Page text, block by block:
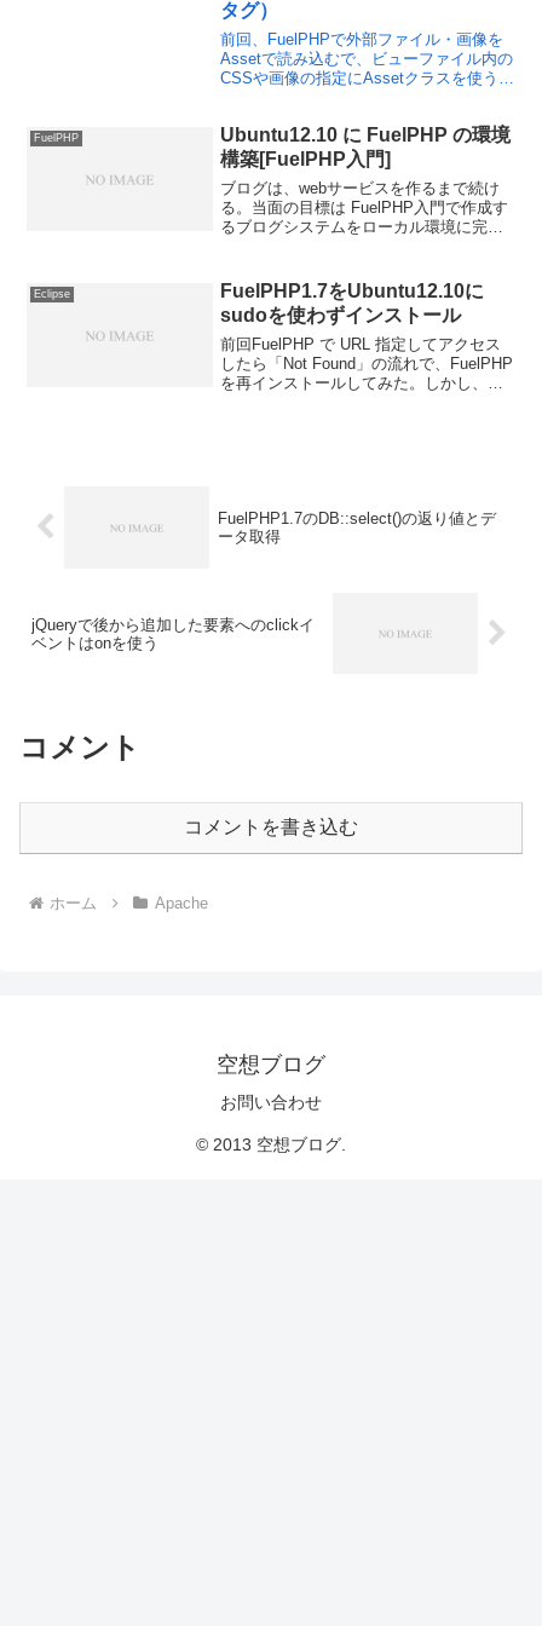
タグ）
前回、FuelPHPで外部ファイル・画像を
Assetで読み込むで、ビューファイル内の
CSSや画像の指定にAssetクラスを使うと
対）URLの指定は？例えば、<...
FuelPHP
Ubuntu12.10 に FuelPHP の環境
構築[FuelPHP入門]
ブログは、webサービスを作るまで続け
る。当面の目標は FuelPHP入門で作成す
るブログシステムをローカル環境に完成
るものとして進める。1.Gitのインストー
ルFu...
Eclipse
FuelPHP1.7をUbuntu12.10に
sudoを使わずインストール
前回FuelPHP で URL 指定してアクセス
したら「Not Found」の流れで、FuelPHP
を再インストールしてみた。しかし、結
FuelPHP1.7のDB::select()の返り値とデ
ータ取得
jQueryで後から追加した要素へのclickイ
ベントはonを使う
コメント
コメントを書き込む
ホーム Apache
空想ブログ
お問い合わせ
© 2013 空想ブログ.